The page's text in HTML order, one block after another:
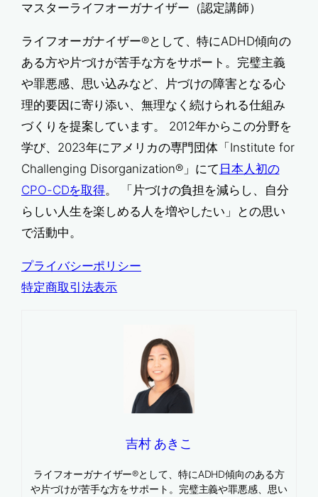
マスターライフオーガナイザー（認定講師）
ライフオーガナイザー®として、特にADHD傾向の
ある方や片づけが苦手な方をサポート。完璧主義
や罪悪感、思い込みなど、片づけの障害となる心
理的要因に寄り添い、無理なく続けられる仕組み
づくりを提案しています。 2012年からこの分野を
学び、2023年にアメリカの専門団体「Institute for
Challenging Disorganization®」にて 日本人初の
CPO-CDを取得。 「片づけの負担を減らし、自分
らしい人生を楽しめる人を増やしたい」との思い
で活動中。
プライバシーポリシー
特定商取引法表示
吉村 あきこ
ライフオーガナイザー®として、特にADHD傾向のある方
や片づけが苦手な方をサポート。完璧主義や罪悪感、思い